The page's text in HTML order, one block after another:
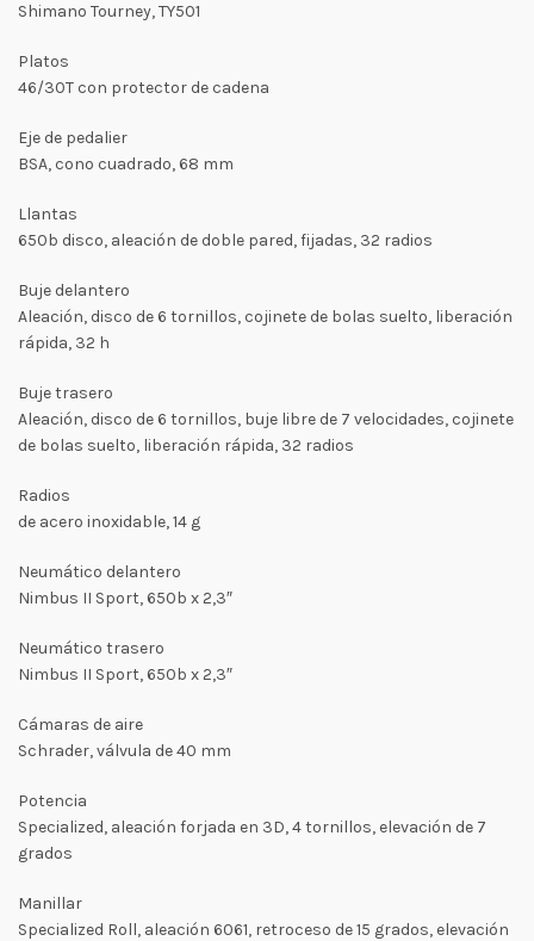
Shimano Tourney, TY501
Platos
46/30T con protector de cadena
Eje de pedalier
BSA, cono cuadrado, 68 mm
Llantas
650b disco, aleación de doble pared, fijadas, 32 radios
Buje delantero
Aleación, disco de 6 tornillos, cojinete de bolas suelto, liberación
rápida, 32 h
Buje trasero
Aleación, disco de 6 tornillos, buje libre de 7 velocidades, cojinete
de bolas suelto, liberación rápida, 32 radios
Radios
de acero inoxidable, 14 g
Neumático delantero
Nimbus II Sport, 650b x 2,3″
Neumático trasero
Nimbus II Sport, 650b x 2,3″
Cámaras de aire
Schrader, válvula de 40 mm
Potencia
Specialized, aleación forjada en 3D, 4 tornillos, elevación de 7
grados
Manillar
Specialized Roll, aleación 6061, retroceso de 15 grados, elevación